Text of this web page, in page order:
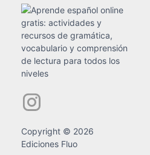
Copyright © 2026
Ediciones Fluo